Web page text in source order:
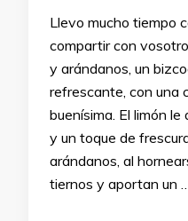
Llevo mucho tiempo
compartir con
y arándanos, un
refrescante, con una
buenísima. El limón
y un toque de
arándanos, al
tiernos y aportan un